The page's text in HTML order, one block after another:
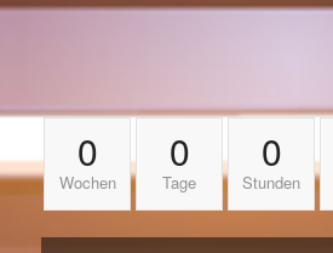
0
Wochen
0
Tage
0
Stunden